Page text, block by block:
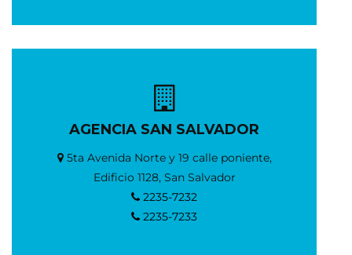
AGENCIA SAN SALVADOR
5ta Avenida Norte y 19 calle poniente,
Edificio 1128, San Salvador
2235-7232
2235-7233